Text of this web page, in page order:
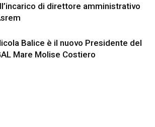
di direttore amministrativo
Balice è il nuovo Presidente del
Mare Molise Costiero